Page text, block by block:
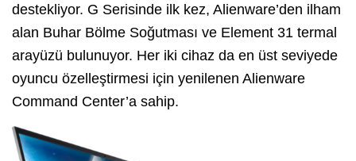
destekliyor. G Serisinde ilk kez, Alienware’den ilham
alan Buhar Bölme Soğutması ve Element 31 termal
arayüzü bulunuyor. Her iki cihaz da en üst seviyede
oyuncu özelleştirmesi için yenilenen Alienware
Command Center’a sahip.